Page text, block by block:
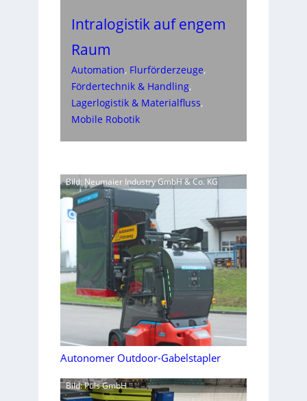
Intralogistik auf engem
Raum
Automation, Flurförderzeuge ,
Fördertechnik & Handling,
Lagerlogistik & Materialfluss ,
Mobile Robotik
Bild: Neumaier Industry GmbH & Co. KG
Autonomer Outdoor-Gabelstapler
Bild: Puls GmbH